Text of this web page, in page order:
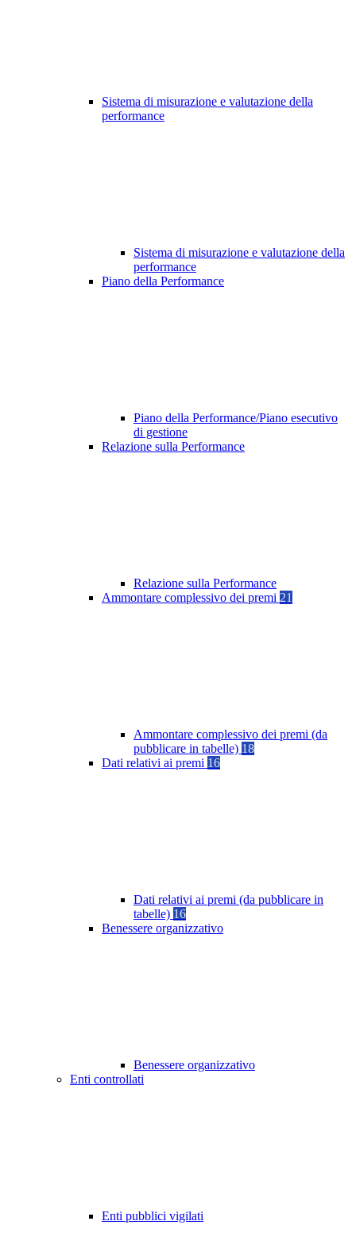
Sistema di misurazione e valutazione della
performance
Sistema di misurazione e valutazione della
performance
Piano della Performance
Piano della Performance/Piano esecutivo
di gestione
Relazione sulla Performance
Relazione sulla Performance
Ammontare complessivo dei premi 21
Ammontare complessivo dei premi (da
pubblicare in tabelle) 18
Dati relativi ai premi 16
Dati relativi ai premi (da pubblicare in
tabelle) 16
Benessere organizzativo
Benessere organizzativo
Enti controllati
Enti pubblici vigilati